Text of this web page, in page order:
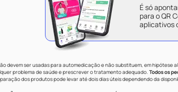
É só
para o QR
aplicativos
devem ser usadas para automedicação e não substituem, em hipótese
problema de saúde e prescrever o tratamento adequado. Todos os
dos produtos pode levar até dois dias úteis dependendo da